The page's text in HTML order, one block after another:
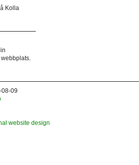
Kolla
08-09
website design